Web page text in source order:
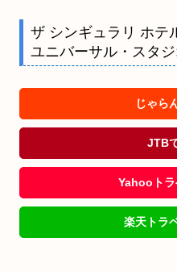
ザ シンギュラリ ホテ
ユニバーサル・スタ
じゃら
JTB
Yahooト
楽天トラ